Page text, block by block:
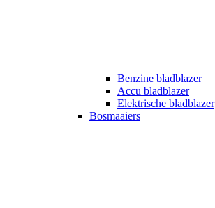
Benzine bladblazer
Accu bladblazer
Elektrische bladblazer
Bosmaaiers